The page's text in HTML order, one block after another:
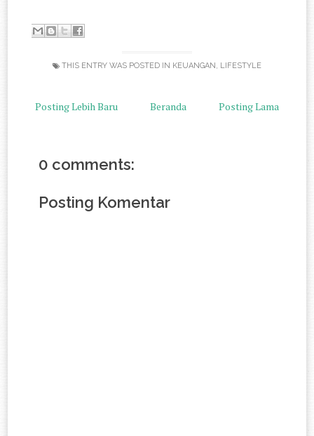
THIS ENTRY WAS POSTED IN KEUANGAN, LIFESTYLE
Posting Lebih Baru Posting Lama
Beranda
0 comments:
Posting Komentar